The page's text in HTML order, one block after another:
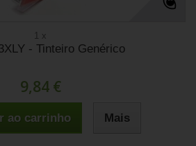
1 x
- Tinteiro Genérico
9,84 €
ao carrinho Mais